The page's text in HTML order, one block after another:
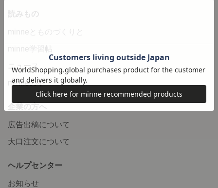
読みもの
minneとものづくりと
minne学習帖
ニュース
minneの本
企業の方へ
広告出稿について
大口注文について
ヘルプセンター
お知らせ